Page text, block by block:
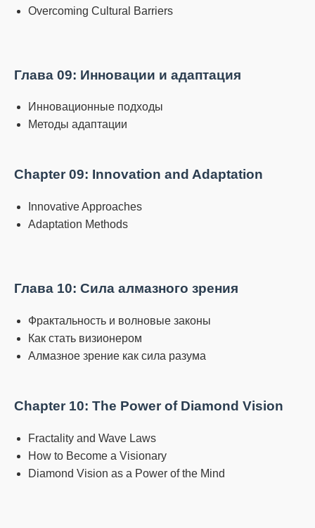
Overcoming Cultural Barriers
Глава 09: Инновации и адаптация
Инновационные подходы
Методы адаптации
Chapter 09: Innovation and Adaptation
Innovative Approaches
Adaptation Methods
Глава 10: Сила алмазного зрения
Фрактальность и волновые законы
Как стать визионером
Алмазное зрение как сила разума
Chapter 10: The Power of Diamond Vision
Fractality and Wave Laws
How to Become a Visionary
Diamond Vision as a Power of the Mind